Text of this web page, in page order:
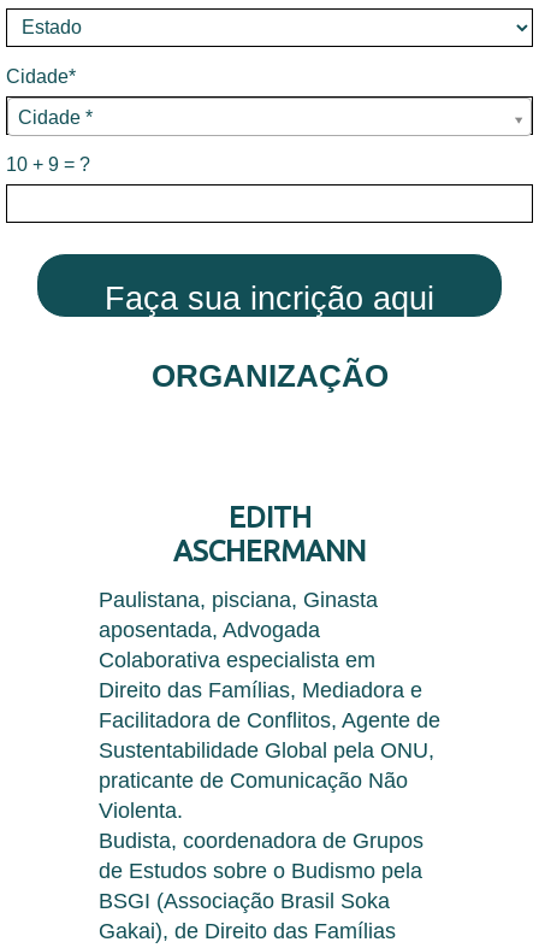
Cidade*
Cidade *
Cidade*
10 + 9 = ?
Faça sua incrição aqui
ORGANIZAÇÃO
EDITH
ASCHERMANN
Paulistana, pisciana, Ginasta
aposentada, Advogada
Colaborativa especialista em
Direito das Famílias, Mediadora e
Facilitadora de Conflitos, Agente de
Sustentabilidade Global pela ONU,
praticante de Comunicação Não
Violenta.
Budista, coordenadora de Grupos
de Estudos sobre o Budismo pela
BSGI (Associação Brasil Soka
Gakai), de Direito das Famílias